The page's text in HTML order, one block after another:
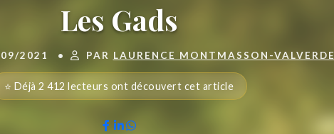
Les Gads
2021 • PAR LAURENCE MONTMASSON-VALVERDE
⭐ Déjà 2 412 lecteurs ont découvert cet article